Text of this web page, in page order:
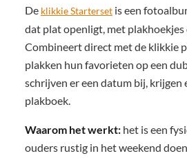
De klikkie Starterset is een
dat plat openligt, met plakhoekjes
Combineert direct met de klikkie
plakken hun favorieten op een
schrijven er een datum bij, krijgen
plakboek.
Waarom het werkt: het is een
ouders rustig in het weekend